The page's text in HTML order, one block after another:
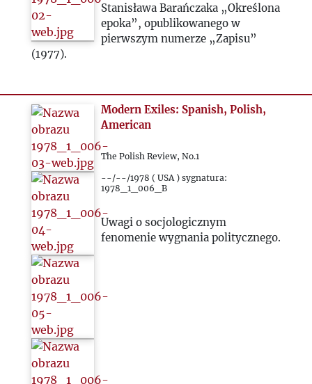
Stanisława Barańczaka „Określona
epoka”, opublikowanego w
pierwszym numerze „Zapisu”
(1977).
Modern Exiles: Spanish, Polish,
American
The Polish Review, No.1
--/--/1978 ( USA ) sygnatura:
1978_1_006_B
Uwagi o socjologicznym
fenomenie wygnania politycznego.